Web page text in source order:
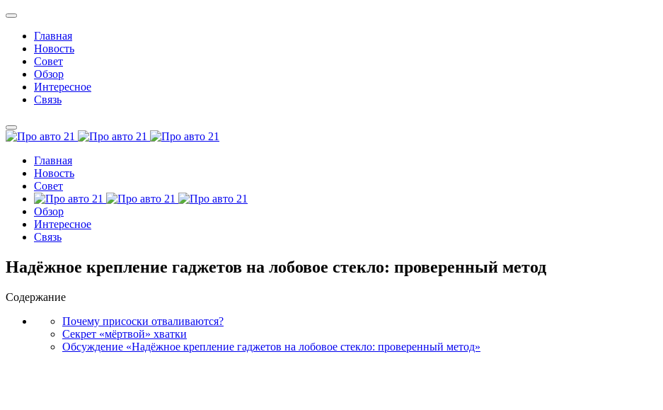
Главная
Новость
Совет
Обзор
Интересное
Связь
Главная
Новость
Совет
Обзор
Интересное
Связь
Надёжное крепление гаджетов на лобовое стекло: проверенный метод
Содержание
Почему присоски отваливаются?
Секрет «мёртвой» хватки
Обсуждение «Надёжное крепление гаджетов на лобовое стекло: проверенный метод»